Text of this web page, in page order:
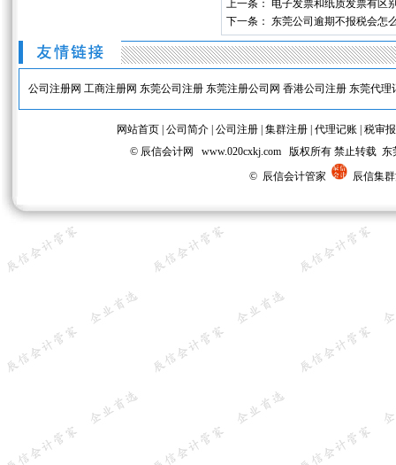
上一条： 电子发票和纸质发票有区
下一条： 东莞公司逾期不报税会怎
公司注册网 工商注册网 东莞公司注册 东莞注册公司网 香港公司注册 东莞代理
网站首页 公司简介 公司注册 集群注册 代理记账 税审
© 辰信会计网 www.020cxkj.com 版权所有 禁止转载
© 辰信会计管家
辰信集